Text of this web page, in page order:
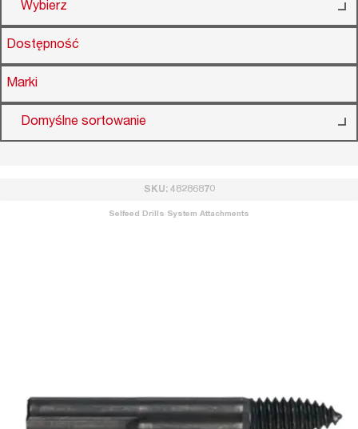
Wybierz
Dostępność
Marki
Domyślne sortowanie
SKU: 48286870
Selfeed Drills System Attachments